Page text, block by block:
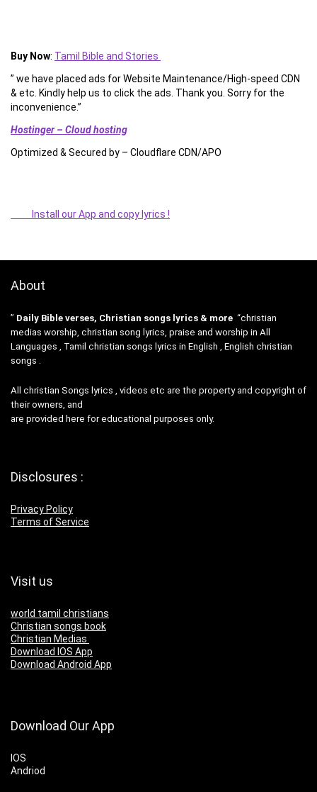
Buy Now: Tamil Bible and Stories
” we have placed ads for Website Maintenance/High-speed CDN
& etc. Kindly help us to click the ads. Thank you. Sorry for the
inconvenience.”
Hostinger – Cloud hosting
Optimized & Secured by – Cloudflare CDN/APO
Install our App and copy lyrics !
About
” Daily Bible verses, Christian songs lyrics & more “christian
medias worship, christian song lyrics, praise and worship in All
Languages , Tamil christian songs lyrics in English , English christian
songs .
All christian Songs lyrics , videos etc are the property and copyright of
their owners, and
are provided here for educational purposes only.
Disclosures :
Privacy Policy
Terms of Service
Visit us
world tamil christians
Christian songs book
Christian Medias
Download IOS App
Download Android App
Download Our App
IOS
Andriod